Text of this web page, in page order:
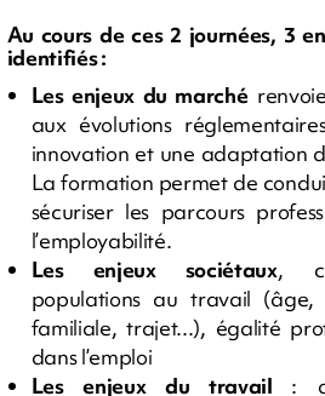
Au cours de ces 2 journées, 3
identifiés :
Les enjeux du marché
aux évolutions
innovation et une adaptation
La formation permet de
sécuriser les parcours
l’employabilité.
Les enjeux sociétaux,
populations au travail
familiale, trajet...), égalité
dans l’emploi
Les enjeux du travail :